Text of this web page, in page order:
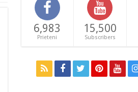
6,983
Prieteni
15,500
Subscribers